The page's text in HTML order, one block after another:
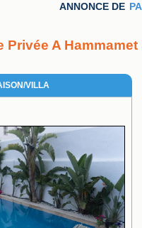
ANNONCE DE
Privée A Hammamet
VILLA